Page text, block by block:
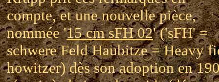
compte, et une nouvelle pièce,
nommée '15 cm sFH 02' ('sFH' =
schwere Feld Haubitze = Heavy
howitzer) dès son adoption en